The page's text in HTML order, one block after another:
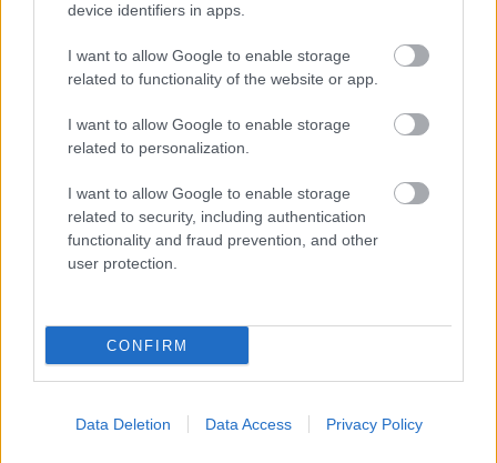
device identifiers in apps.
I want to allow Google to enable storage
related to functionality of the website or app.
I want to allow Google to enable storage
related to personalization.
I want to allow Google to enable storage
related to security, including authentication
functionality and fraud prevention, and other
user protection.
CONFIRM
Data Deletion Data Access Privacy Policy